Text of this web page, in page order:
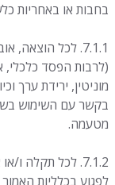
בחבות או באחריות
7.1.1. לכל הוצאה,
(לרבות הפסד כלכלי,
מוניטין, ירידת ערך
בקשר עם השימוש
מטעמה.
7.1.2. לכל תקלה
לפגוע בכלליות